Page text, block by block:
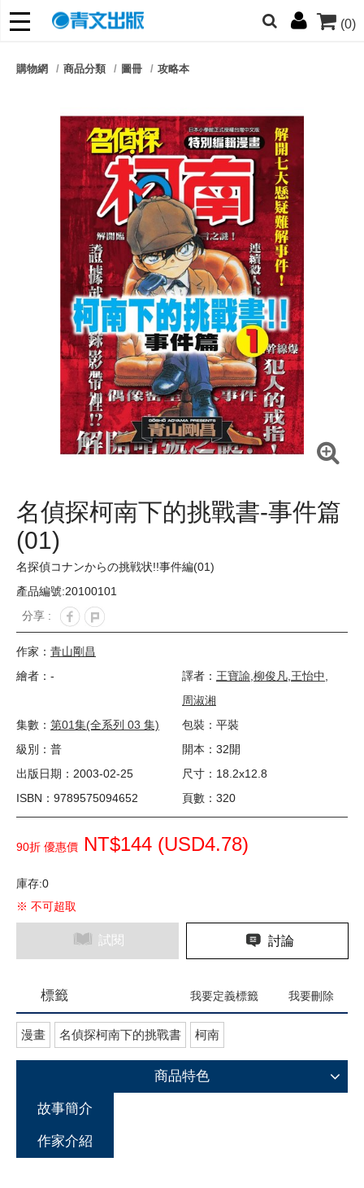
(0)
朋友們，提高警覺！
購物網 商品分類 圖冊 攻略本
名偵探柯南下的挑戰書-事件篇
(01)
名探偵コナンからの挑戦状!!事件編(01)
產品編號:20100101
分享 :
作家： 青山剛昌
繪者：-
譯者： 王寶諭,柳俊凡,王怡中,
周淑湘
集數： 第01集(全系列 03 集)
包裝：平裝
級別：普
開本：32開
出版日期：2003-02-25
尺寸：18.2x12.8
ISBN：9789575094652
頁數：320
90折 優惠價 NT$144 (USD4.78)
庫存:0
※ 不可超取
試閱 討論
標籤 我要定義標籤 我要刪除
漫畫 名偵探柯南下的挑戰書 柯南
商品特色
故事簡介
作家介紹